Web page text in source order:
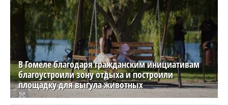
В Гомеле благодаря гражданским инициативам
благоустроили зону отдыха и построили
площадку для выгула животных